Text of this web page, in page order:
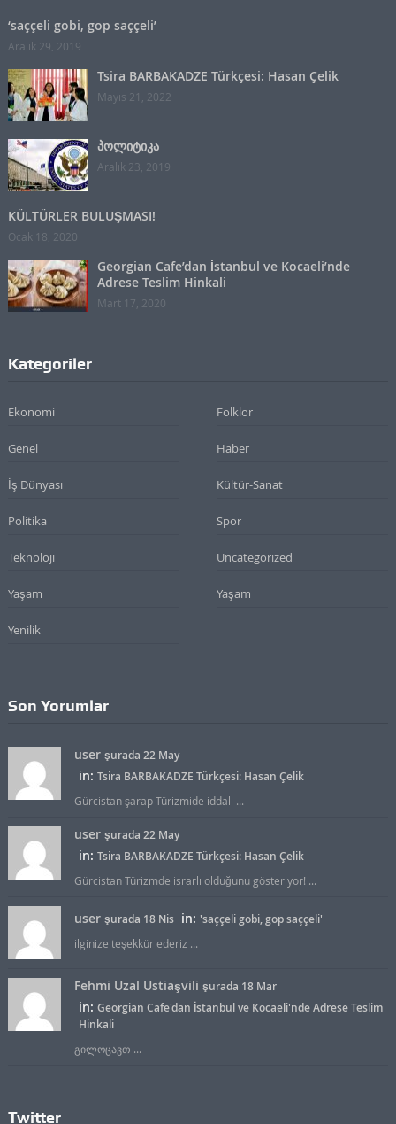
‘saççeli gobi, gop saççeli’
Aralık 29, 2019
Tsira BARBAKADZE Türkçesi: Hasan Çelik
Mayıs 21, 2022
პოლიტიკა
Aralık 23, 2019
KÜLTÜRLER BULUŞMASI!
Ocak 18, 2020
Georgian Cafe’dan İstanbul ve Kocaeli’nde
Adrese Teslim Hinkali
Mart 17, 2020
Kategoriler
Ekonomi Folklor
Genel Haber
İş Dünyası Kültür-Sanat
Politika Spor
Teknoloji Uncategorized
Yaşam Yaşam
Yenilik
Son Yorumlar
user şurada 22 May
in: Tsira BARBAKADZE Türkçesi: Hasan Çelik
Gürcistan şarap Türizmide iddalı ...
user şurada 22 May
in: Tsira BARBAKADZE Türkçesi: Hasan Çelik
Gürcistan Türizmde israrlı olduğunu gösteriyor! ...
user şurada 18 Nis in: 'saççeli gobi, gop saççeli'
ilginize teşekkür ederiz ...
Fehmi Uzal Ustiaşvili şurada 18 Mar
in: Georgian Cafe'dan İstanbul ve Kocaeli'nde Adrese Teslim
Hinkali
გილოცავთ ...
Twitter